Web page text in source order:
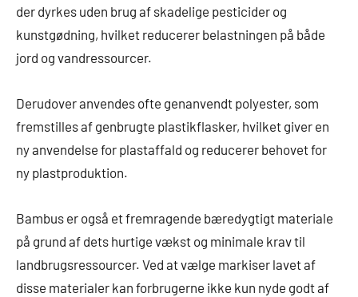
der dyrkes uden brug af skadelige pesticider og
kunstgødning, hvilket reducerer belastningen på både
jord og vandressourcer.
Derudover anvendes ofte genanvendt polyester, som
fremstilles af genbrugte plastikflasker, hvilket giver en
ny anvendelse for plastaffald og reducerer behovet for
ny plastproduktion.
Bambus er også et fremragende bæredygtigt materiale
på grund af dets hurtige vækst og minimale krav til
landbrugsressourcer. Ved at vælge markiser lavet af
disse materialer kan forbrugerne ikke kun nyde godt af